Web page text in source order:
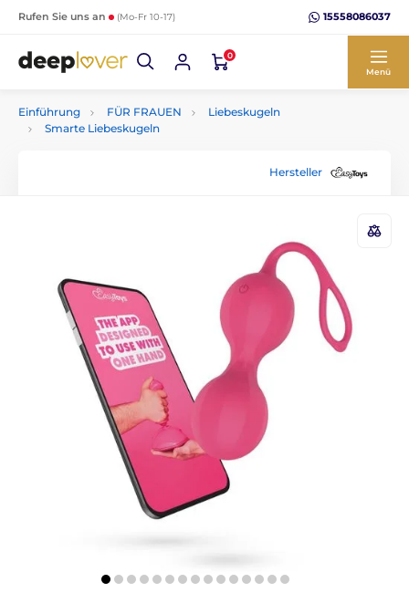
Rufen Sie uns an (Mo-Fr 10-17) 15558086037
0
Menü
Einführung FÜR FRAUEN
Liebeskugeln
Smarte Liebeskugeln
Hersteller